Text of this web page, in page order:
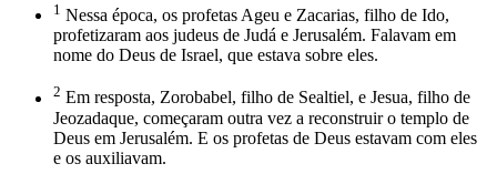
1 Nessa época, os profetas Ageu e Zacarias, filho de Ido,
profetizaram aos judeus de Judá e Jerusalém. Falavam em
nome do Deus de Israel, que estava sobre eles.
2 Em resposta, Zorobabel, filho de Sealtiel, e Jesua, filho de
Jeozadaque, começaram outra vez a reconstruir o templo de
Deus em Jerusalém. E os profetas de Deus estavam com eles
e os auxiliavam.